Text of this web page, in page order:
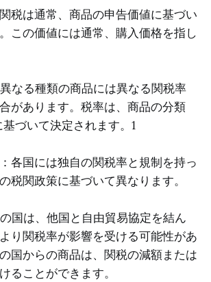
税は通常、商品の申告価値に基づい
この価値には通常、購入価格を指し
なる種類の商品には異なる関税率
があります。税率は、商品の分類
基づいて決定されます。1
各国には独自の関税率と規制を持っ
税関政策に基づいて異なります。
国は、他国と自由貿易協定を結ん
り関税率が影響を受ける可能性があ
国からの商品は、関税の減額または
ることができます。